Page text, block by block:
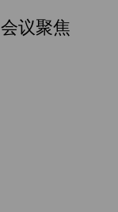
会议聚焦